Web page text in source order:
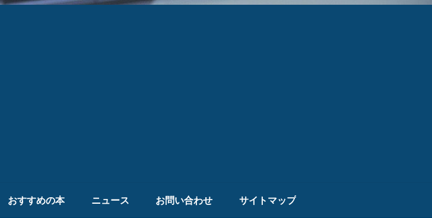
おすすめの本 ニュース お問い合わせ サイトマップ